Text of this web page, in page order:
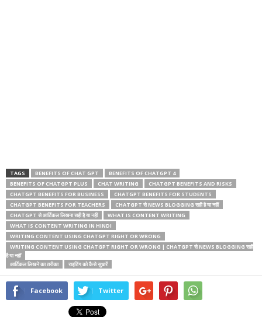
TAGS BENEFITS OF CHAT GPT
BENEFITS OF CHATGPT 4
BENEFITS OF CHATGPT PLUS
CHAT WRITING
CHATGPT BENEFITS AND RISKS
CHATGPT BENEFITS FOR BUSINESS
CHATGPT BENEFITS FOR STUDENTS
CHATGPT BENEFITS FOR TEACHERS
CHATGPT से NEWS BLOGGING सही है या नहीं
CHATGPT से आर्टिकल लिखना सही है या नहीं
WHAT IS CONTENT WRITING
WHAT IS CONTENT WRITING IN HINDI
WRITING CONTENT USING CHATGPT RIGHT OR WRONG
WRITING CONTENT USING CHATGPT RIGHT OR WRONG | CHATGPT से NEWS BLOGGING सही
है या नहीं
आर्टिकल लिखने का तरीका
राइटिंग को कैसे सुधारें
Facebook Twitter